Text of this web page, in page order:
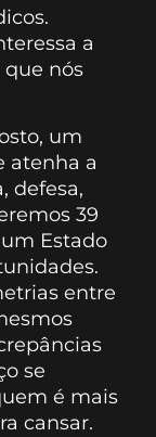
a
que nós
um
atenha a
defesa,
39
Estado
entre
se
é mais
cansar.